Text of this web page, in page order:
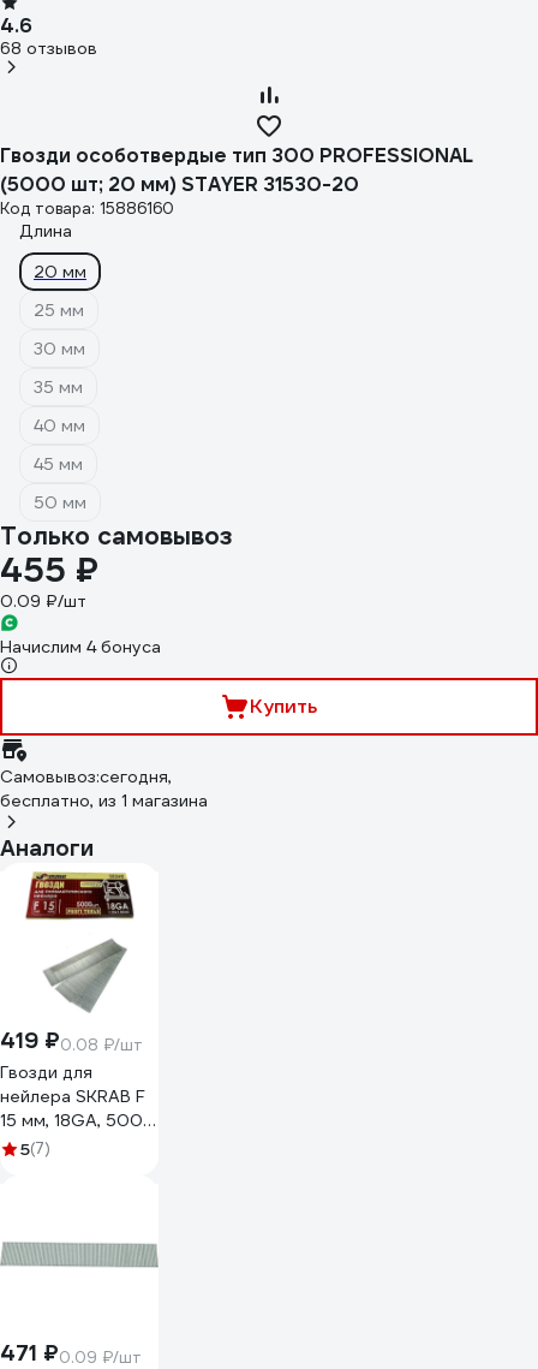
4.6
68 отзывов
Гвозди особотвердые тип 300 PROFESSIONAL
(5000 шт; 20 мм) STAYER 31530-20
Код товара: 15886160
Длина
20 мм
25 мм
30 мм
35 мм
40 мм
45 мм
50 мм
Только самовывоз
455 ₽
0.09 ₽/шт
Начислим 4 бонуса
Купить
Самовывоз:сегодня,
бесплатно, из 1 магазина
Аналоги
419 ₽0.08 ₽/шт
Гвозди для
нейлера SKRAB F
15 мм, 18GA, 5000
шт. 35260
5(7)
471 ₽0.09 ₽/шт